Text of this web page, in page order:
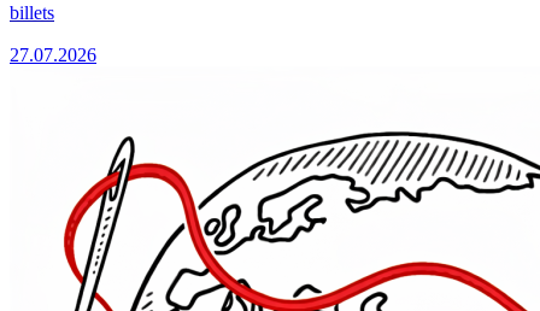
billets
27.07.2026